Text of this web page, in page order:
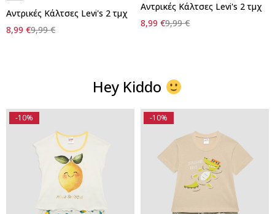
Αντρικές Κάλτσες Levi's 2 τμχ
9,99€
8,99 €
Αντρικές Κάλτσες Levi's 2 τμχ
9,99€
8,99 €
Hey Kiddo
-10% -10%